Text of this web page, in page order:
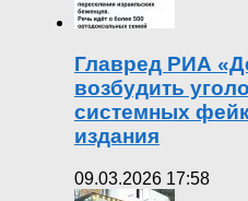
Главред РИА
возбудить
системных
издания
09.03.2026 17:58